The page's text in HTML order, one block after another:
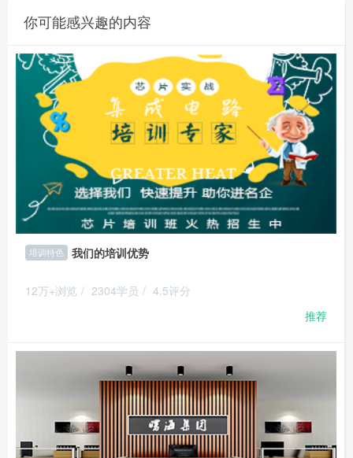
你可能感兴趣的内容
培训特色 我们的培训优势
12万+浏览 / 2304学员 / 4.5评分
推荐